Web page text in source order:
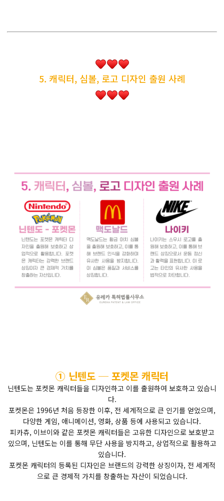
5. 캐릭터, 심볼, 로고 디자인 출원 사례
① 닌텐도 ─ 포켓몬 캐릭터
닌텐도는 포켓몬 캐릭터들을 디자인하고 이를 출원하여 보호하고 있습니
다.
포켓몬은 1996년 처음 등장한 이후, 전 세계적으로 큰 인기를 얻었으며,
다양한 게임, 애니메이션, 영화, 상품 등에 사용되고 있습니다.
피카츄, 이브이와 같은 포켓몬 캐릭터들은 고유한 디자인으로 보호받고
있으며, 닌텐도는 이를 통해 무단 사용을 방지하고, 상업적으로 활용하고
있습니다.
포켓몬 캐릭터의 등록된 디자인은 브랜드의 강력한 상징이자, 전 세계적
으로 큰 경제적 가치를 창출하는 자산이 되었습니다.